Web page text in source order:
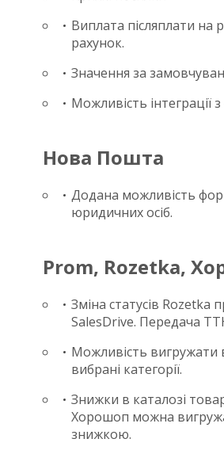
Виплата післяплати на
рахунок.
Значення за
Можливість інтеграції
Нова Пошта
Додана можливість
юридичних осіб.
Prom, Rozetka,
Зміна статусів Rozetka
SalesDrive. Передача
Можливість вигружати
вибрані категорії.
Знижки в каталозі
Хорошоп можна
знижкою.